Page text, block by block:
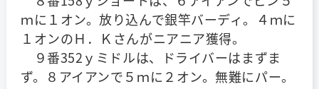
ｍに１オン。放り込んで銀竿バーディ。４ｍに
１オンのＨ．Ｋさんがニアニア獲得。
９番352ｙミドルは、ドライバーはまずま
ず。８アイアンで５ｍに２オン。無難にパー。